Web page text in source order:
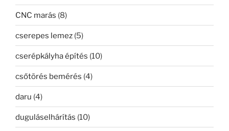
CNC marás (8)
cserepes lemez (5)
cserépkályha építés (10)
csőtörés bemérés (4)
daru (4)
duguláselhárítás (10)